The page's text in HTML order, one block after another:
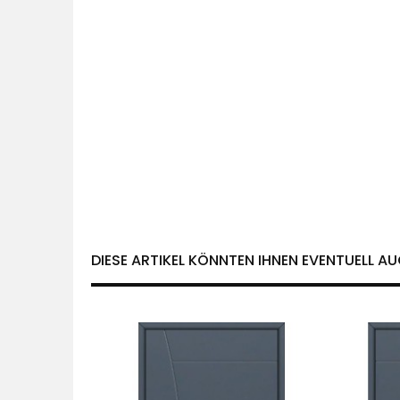
DIESE ARTIKEL KÖNNTEN IHNEN EVENTUELL